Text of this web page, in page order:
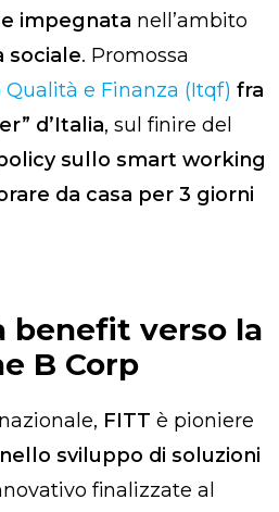
impegnata nell’ambito
sociale. Promossa
e Finanza (Itqf) fra
d’Italia, sul finire del
sullo smart working
da casa per 3 giorni
benefit verso la
B Corp
FITT è pioniere
sviluppo di soluzioni
finalizzate al